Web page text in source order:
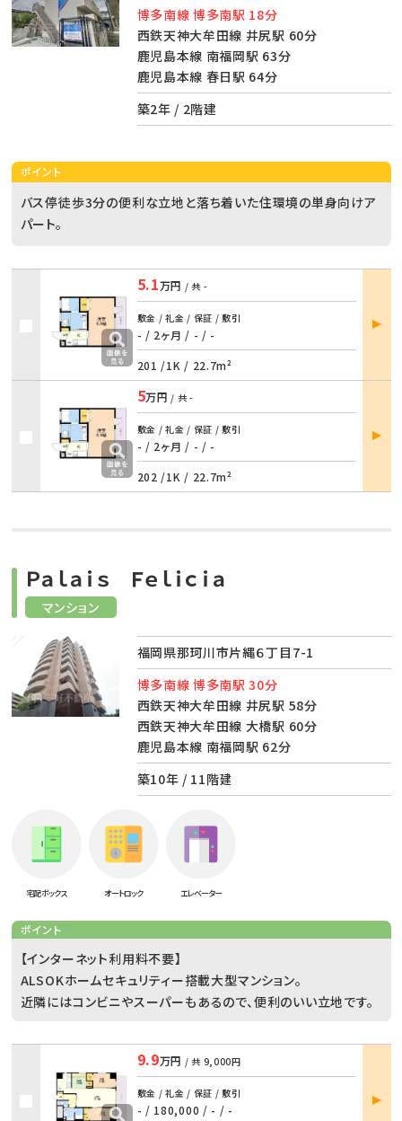
博多南線 博多南駅 18分
西鉄天神大牟田線 井尻駅 60分
鹿児島本線 南福岡駅 63分
鹿児島本線 春日駅 64分
築2年 / 2階建
ポイント
バス停徒歩3分の便利な立地と落ち着いた住環境の単身向けア
パート。
5.1万円 / 共 -
敷金 / 礼金 / 保証 / 敷引
- / 2ヶ月 / - / -
201 /1K / 22.7m²
部屋
詳細
5万円 / 共-
敷金 / 礼金 / 保証 / 敷引
- / 2ヶ月 / - / -
202 /1K / 22.7m²
部屋
詳細
マンション
Ｐａｌａｉｓ Ｆｅｌｉｃｉａ
福岡県那珂川市片縄６丁目7-1
博多南線 博多南駅 30分
西鉄天神大牟田線 井尻駅 58分
西鉄天神大牟田線 大橋駅 60分
鹿児島本線 南福岡駅 62分
築10年 / 11階建
宅配ボックス オートロック エレベーター
ポイント
【インターネット利用料不要】
ALSOKホームセキュリティー搭載大型マンション。
近隣にはコンビニやスーパーもあるので、便利のいい立地です。
9.9万円 / 共 9,000円
敷金 / 礼金 / 保証 / 敷引
- / 180,000 / - / -
部屋
詳細